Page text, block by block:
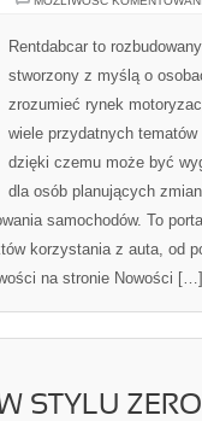
Rentdabcar to
stworzony z myślą o
zrozumieć rynek
wiele przydatnych
dzięki czemu może być
dla osób planujących
samochodów. To
korzystania z auta, od
na stronie Nowości […]
STYLU